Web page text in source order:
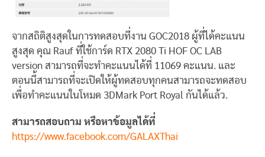
จากสถิติสูงสุดในการทดสอบที่งาน GOC2018 ผู้ที่ได้คะแนน
สูงสุด คุณ Rauf ที่ใช้การ์ด RTX 2080 Ti HOF OC LAB
version สามารถที่จะทำคะแนนได้ที่ 11069 คะแนน. และ
ตอนนี้สามารถที่จะเปิดให้ผู้ทดสอบทุกคนสามารถจะทดสอบ
เพื่อทำคะแนนในโหมด 3DMark Port Royal กันได้แล้ว.
สามารถสอบถาม หรือหาข้อมูลได้ที่
https://www.facebook.com/GALAXThai